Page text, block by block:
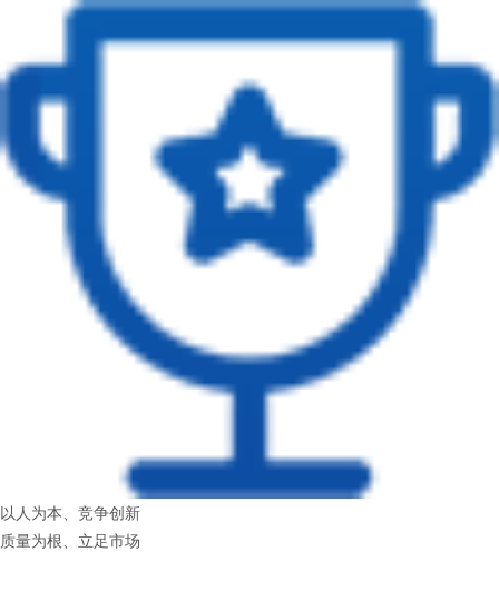
以人为本、竞争创新
质量为根、立足市场